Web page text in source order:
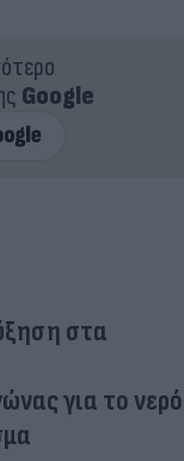
Google
στα
για το νερό